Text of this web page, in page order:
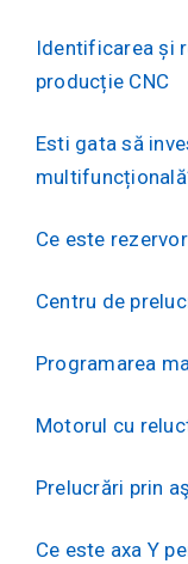
Identificarea și
producție CNC
Esti gata să
Ce este
Centru de
Programarea
Motorul cu
Prelucrări prin
Ce este axa Y